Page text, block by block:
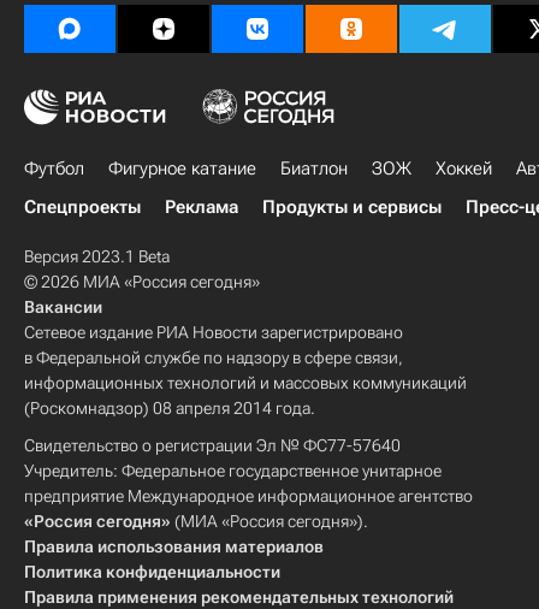
Футбол Фигурное катание Биатлон ЗОЖ Хоккей
Спецпроекты
Реклама Продукты и сервисы Пресс-
Версия 2023.1 Beta
© 2026 МИА «Россия сегодня»
Вакансии
Сетевое издание РИА Новости зарегистрировано
в Федеральной службе по надзору в сфере связи,
информационных технологий и массовых коммуникаций
(Роскомнадзор) 08 апреля 2014 года.
Свидетельство о регистрации Эл № ФС77-57640
Учредитель: Федеральное государственное унитарное
предприятие Международное информационное агентство
«Россия сегодня» (МИА «Россия сегодня»).
Правила использования материалов
Политика конфиденциальности
Правила применения рекомендательных технологий